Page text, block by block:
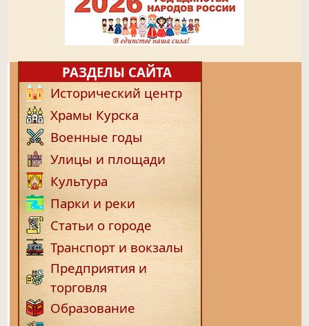
РАЗДЕЛЫ САЙТА
Исторический центр
Храмы Курска
Военные годы
Улицы и площади
Культура
Парки и реки
Статьи о городе
Транспорт и вокзалы
Предприятия и
торговля
Образование